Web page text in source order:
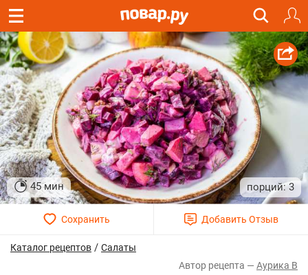
45 мин 3
Каталог рецептов / Салаты
Аурика В